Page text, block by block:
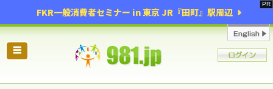
FKR一般消費者セミナー in 東京 JR『田町』駅周辺
☰